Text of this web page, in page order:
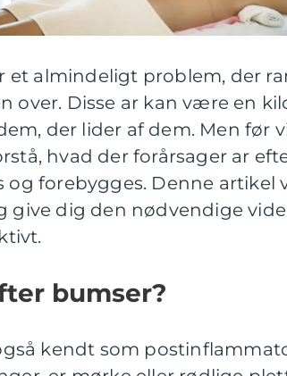
et almindeligt problem, der
over. Disse ar kan være en
der lider af dem. Men før
hvad der forårsager ar
og forebygges. Denne artikel
give dig den nødvendige
bumser?
kendt som